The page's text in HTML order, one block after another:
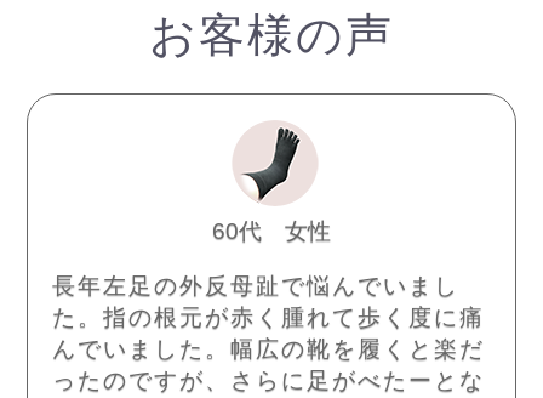
お客様の声
60代 女性
長年左足の外反母趾で悩んでいまし
た。指の根元が赤く腫れて歩く度に痛
んでいました。幅広の靴を履くと楽だ
ったのですが、さらに足がべたーとな